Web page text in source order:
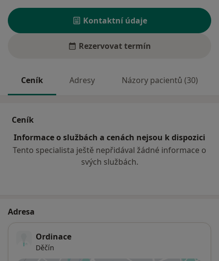
Kontaktní údaje
Rezervovat termín
Ceník Adresy Názory pacientů (30)
Ceník
Informace o službách a cenách nejsou k dispozici
Tento specialista ještě nepřidával žádné informace o
svých službách.
Adresa
Ordinace
Děčín